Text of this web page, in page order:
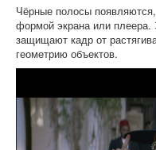
Чёрные полосы
формой экрана или
защищают кадр от
геометрию объектов.